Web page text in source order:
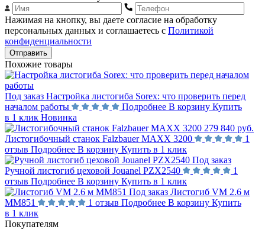
Нажимая на кнопку, вы даете согласие на обработку
персональных данных и соглашаетесь с Политикой
конфиденциальности
Отправить
Похожие товары
Под заказ Настройка листогиба Sorex: что проверить перед
началом работы
Подробнее В корзину Купить
в 1 клик Новинка
279 840 руб.
Листогибочный станок Falzbauer MAXX 3200
1
отзыв Подробнее В корзину Купить в 1 клик
Под заказ
Ручной листогиб цеховой Jouanel PZX2540
1
отзыв Подробнее В корзину Купить в 1 клик
Под заказ Листогиб VM 2.6 м
MM851
1 отзыв Подробнее В корзину Купить
в 1 клик
Покупателям